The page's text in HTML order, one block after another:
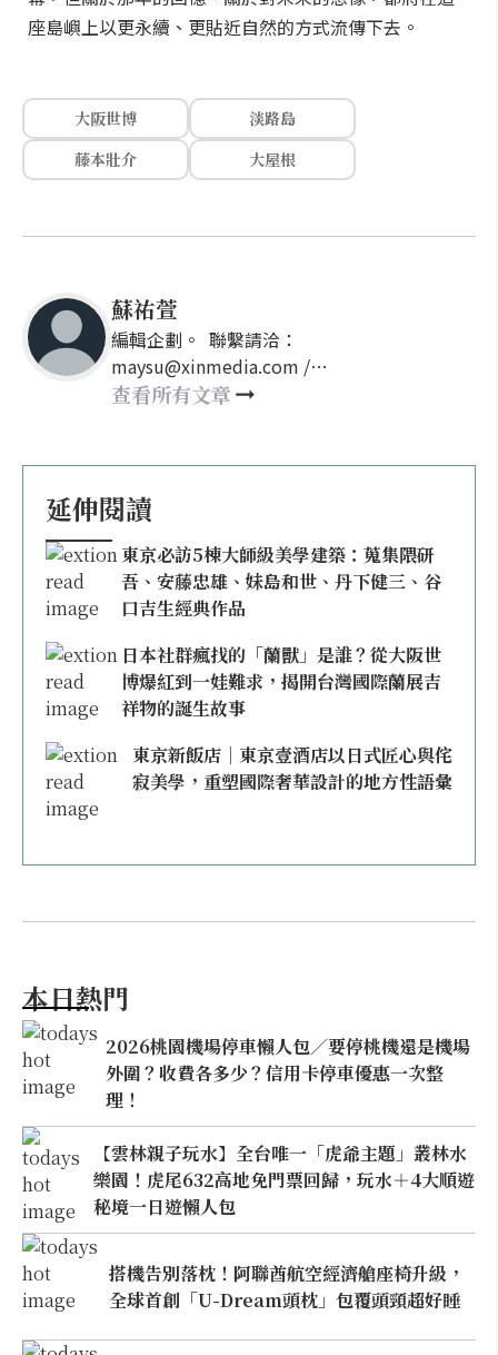
座島嶼上以更永續、更貼近自然的方式流傳下去。
大阪世博
淡路島
藤本壯介
大屋根
蘇祐萱
編輯企劃。 聯繫請洽：
maysu@xinmedia.com /
may860527@gmail.com
查看所有文章
延伸閱讀
東京必訪5棟大師級美學建築：蒐集隈研
吾、安藤忠雄、妹島和世、丹下健三、谷
口吉生經典作品
日本社群瘋找的「蘭獸」是誰？從大阪世
博爆紅到一娃難求，揭開台灣國際蘭展吉
祥物的誕生故事
東京新飯店｜東京壹酒店以日式匠心與侘
寂美學，重塑國際奢華設計的地方性語彙
本日熱門
2026桃園機場停車懶人包／要停桃機還是機場
外圍？收費各多少？信用卡停車優惠一次整
理！
【雲林親子玩水】全台唯一「虎爺主題」叢林水
樂園！虎尾632高地免門票回歸，玩水＋4大順遊
秘境一日遊懶人包
搭機告別落枕！阿聯酋航空經濟艙座椅升級，
全球首創「U-Dream頭枕」包覆頭頸超好睡